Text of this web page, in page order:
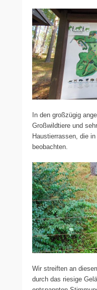
In den großzügig
Großwildtiere und
Haustierrassen, die
beobachten.
Wir streiften an
durch das riesige